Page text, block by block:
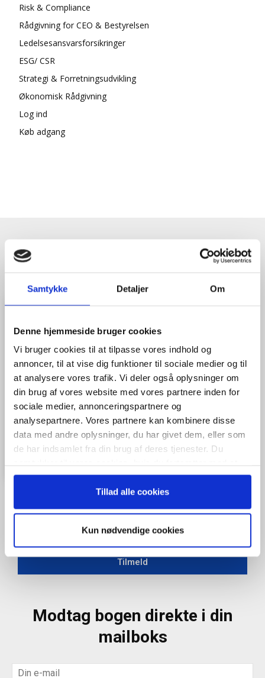
Samtykke Detaljer Om
Denne hjemmeside bruger cookies
Vi bruger cookies til at tilpasse vores indhold og
annoncer, til at vise dig funktioner til sociale medier og til
at analysere vores trafik. Vi deler også oplysninger om
din brug af vores website med vores partnere inden for
sociale medier, annonceringspartnere og
analysepartnere. Vores partnere kan kombinere disse
data med andre oplysninger, du har givet dem, eller som
de har indsamlet fra din brug af deres tjenester. Du
anvende vores hjemmeside.
Tillad alle cookies
Kun nødvendige cookies
Risk & Compliance
Rådgivning for CEO & Bestyrelsen
Ledelsesansvarsforsikringer
ESG/ CSR
Strategi & Forretningsudvikling
Økonomisk Rådgivning
Log ind
Køb adgang
HENT GRATIS E-BOG "SUCCES I
Når du trykker "modtag bogen" bliver du tilmeldt Bestyrelsesguidens
Tilmeld
Modtag bogen direkte i din
mailboks